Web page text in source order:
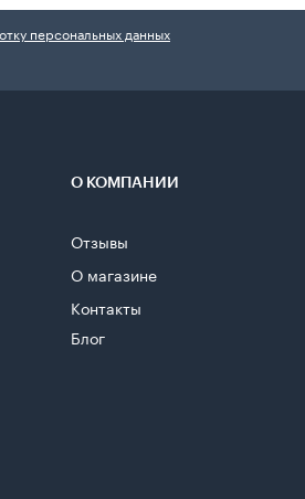
персональных данных
О КОМПАНИИ
Отзывы
О магазине
Контакты
Блог